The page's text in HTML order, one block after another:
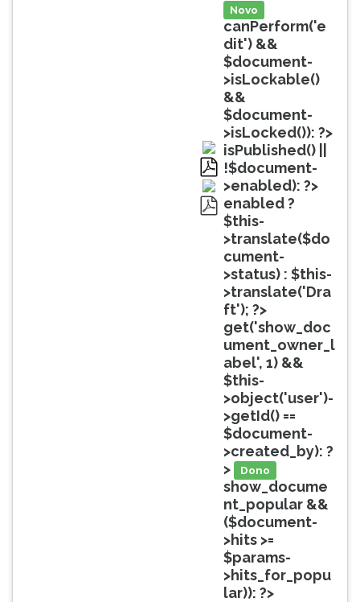
pdf
pdf
Novo
canPerform('e
dit') &&
$document-
>isLockable()
&&
$document-
>isLocked()): ?>
isPublished() ||
!$document-
>enabled): ?>
enabled ?
$this-
>translate($do
cument-
>status) : $this-
>translate('Dra
ft'); ?>
get('show_doc
ument_owner_l
abel', 1) &&
$this-
>object('user')-
>getId() ==
$document-
>created_by): ?
>
Dono
show_docume
nt_popular &&
($document-
>hits >=
$params-
>hits_for_popu
lar)): ?>